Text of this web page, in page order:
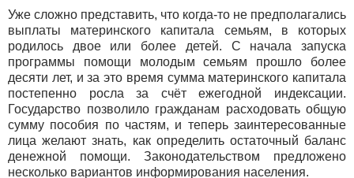
Уже сложно представить, что когда-то не предполагались
выплаты материнского капитала семьям, в которых
родилось двое или более детей. С начала запуска
программы помощи молодым семьям прошло более
десяти лет, и за это время сумма материнского капитала
постепенно росла за счёт ежегодной индексации.
Государство позволило гражданам расходовать общую
сумму пособия по частям, и теперь заинтересованные
лица желают знать, как определить остаточный баланс
денежной помощи. Законодательством предложено
несколько вариантов информирования населения.